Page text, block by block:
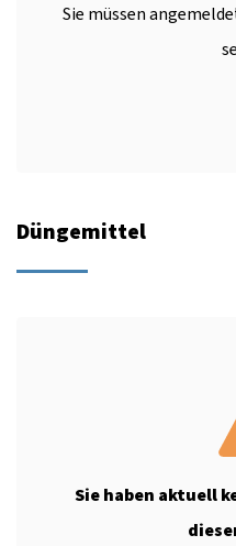
Sie müssen
Düngemittel
Sie haben aktuell